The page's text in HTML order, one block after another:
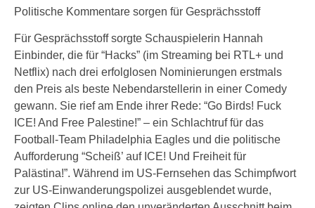
Politische Kommentare sorgen für Gesprächsstoff
Für Gesprächsstoff sorgte Schauspielerin Hannah
Einbinder, die für “Hacks” (im Streaming bei RTL+ und
Netflix) nach drei erfolglosen Nominierungen erstmals
den Preis als beste Nebendarstellerin in einer Comedy
gewann. Sie rief am Ende ihrer Rede: “Go Birds! Fuck
ICE! And Free Palestine!” – ein Schlachtruf für das
Football-Team Philadelphia Eagles und die politische
Aufforderung “Scheiß’ auf ICE! Und Freiheit für
Palästina!”. Während im US-Fernsehen das Schimpfwort
zur US-Einwanderungspolizei ausgeblendet wurde,